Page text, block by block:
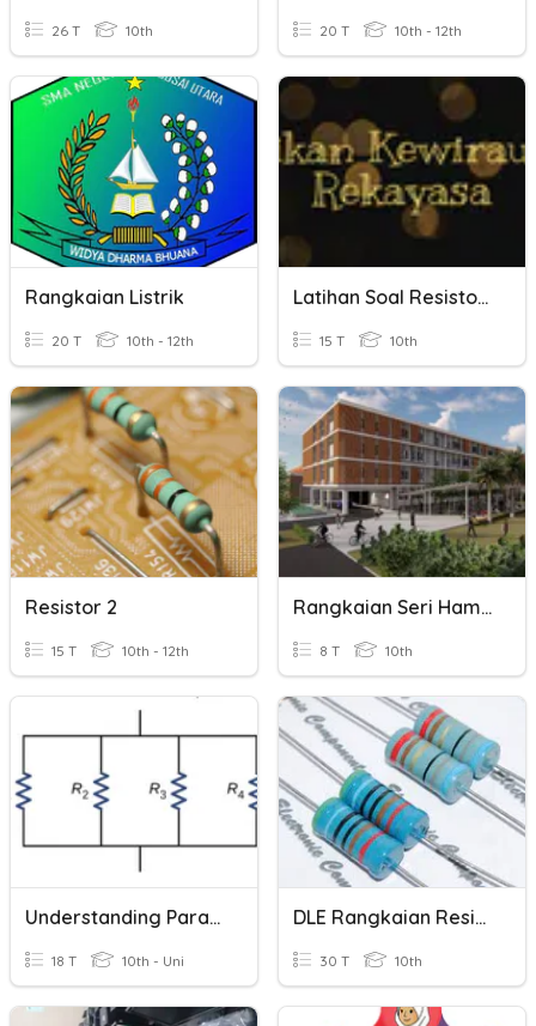
26 T 10th 20 T 10th - 12th
Rangkaian Listrik
20 T 10th - 12th
Latihan Soal Resistor Dan Kapasitor
15 T 10th
Resistor 2
15 T 10th - 12th
Rangkaian Seri Hambatan Listrik
8 T 10th
Understanding Parallel Resistors
18 T 10th - Uni
DLE Rangkaian Resistor
30 T 10th